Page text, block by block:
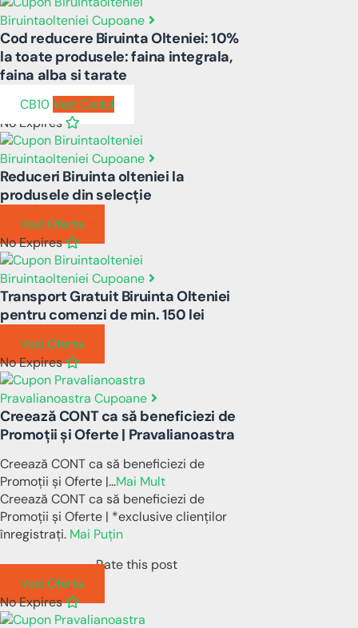
Biruintaolteniei Cupoane
Cod reducere Biruinta Olteniei: 10%
la toate produsele: faina integrala,
faina alba si tarate
CB10Vezi Codul
No Expires
Biruintaolteniei Cupoane
Reduceri Biruinta olteniei la
produsele din selecție
Vezi Oferta
No Expires
Biruintaolteniei Cupoane
Transport Gratuit Biruinta Olteniei
pentru comenzi de min. 150 lei
Vezi Oferta
No Expires
Pravalianoastra Cupoane
Creează CONT ca să beneficiezi de
Promoții și Oferte | Pravalianoastra
Creează CONT ca să beneficiezi de
Promoții și Oferte |...Mai Mult
Creează CONT ca să beneficiezi de
Promoții și Oferte | *exclusive clienților
înregistrați. Mai Puțin
Rate this post
Vezi Oferta
No Expires